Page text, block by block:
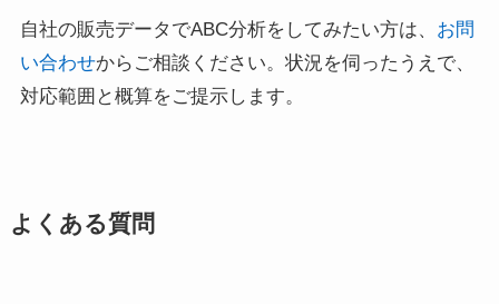
自社の販売データでABC分析をしてみたい方は、 お問
い合わせからご相談ください。状況を伺ったうえで、
対応範囲と概算をご提示します。
よくある質問